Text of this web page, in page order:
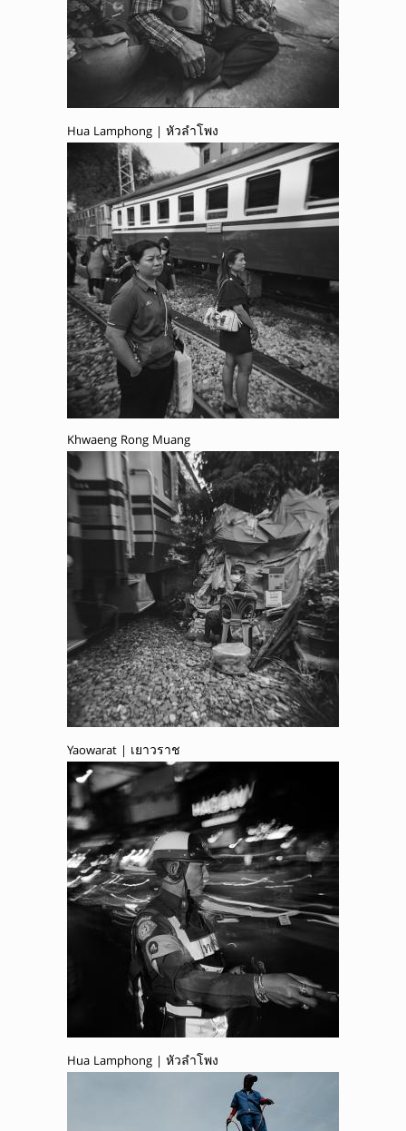
Hua Lamphong | หัวลำโพง
Khwaeng Rong Muang
Yaowarat | เยาวราช
Hua Lamphong | หัวลำโพง